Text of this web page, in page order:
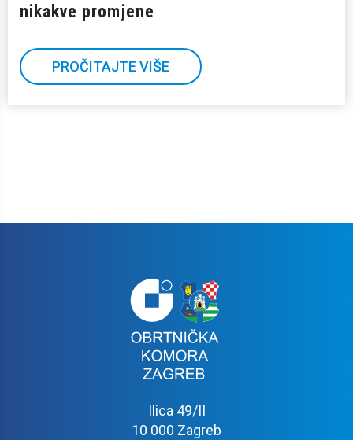
nikakve promjene
PROČITAJTE VIŠE
Ilica 49/II
10 000 Zagreb